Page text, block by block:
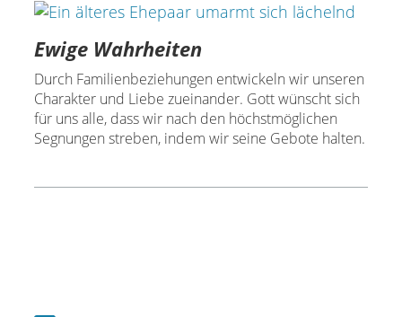
Ewige Wahrheiten
Durch Familienbeziehungen entwickeln wir unseren
Charakter und Liebe zueinander. Gott wünscht sich
für uns alle, dass wir nach den höchstmöglichen
Segnungen streben, indem wir seine Gebote halten.